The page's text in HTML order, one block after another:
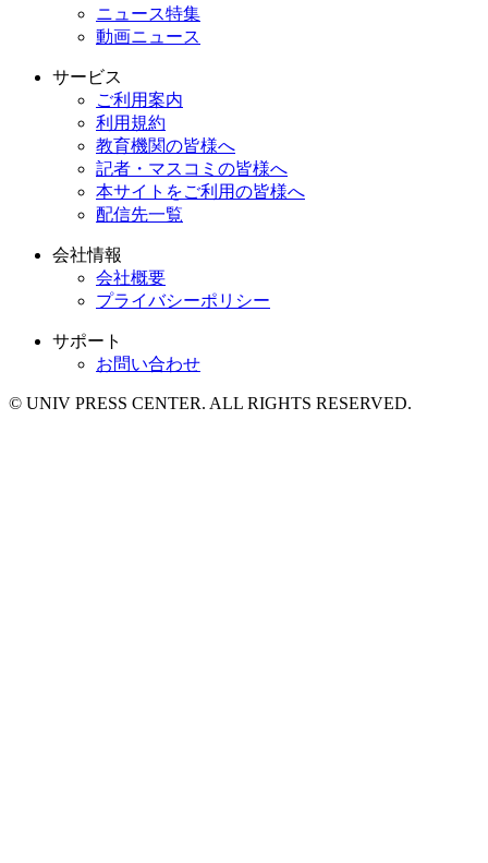
ニュース特集
動画ニュース
サービス
ご利用案内
利用規約
教育機関の皆様へ
記者・マスコミの皆様へ
本サイトをご利用の皆様へ
配信先一覧
会社情報
会社概要
プライバシーポリシー
サポート
お問い合わせ
© UNIV PRESS CENTER. ALL RIGHTS RESERVED.